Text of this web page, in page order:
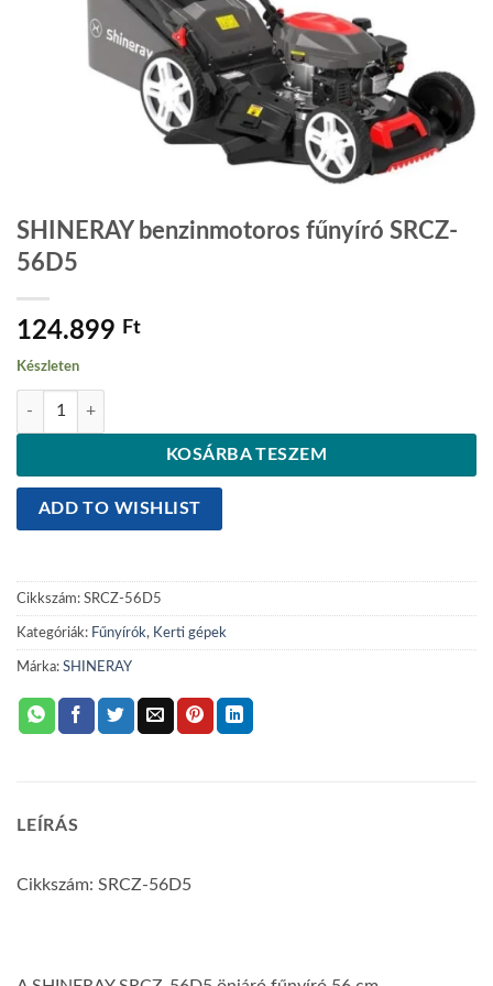
SHINERAY benzinmotoros fűnyíró SRCZ-
56D5
124.899 Ft
Készleten
SHINERAY benzinmotoros fűnyíró SRCZ-56D5 mennyiség
KOSÁRBA TESZEM
ADD TO WISHLIST
Cikkszám: SRCZ-56D5
Kategóriák: Fűnyírók, Kerti gépek
Márka: SHINERAY
LEÍRÁS
Cikkszám: SRCZ-56D5